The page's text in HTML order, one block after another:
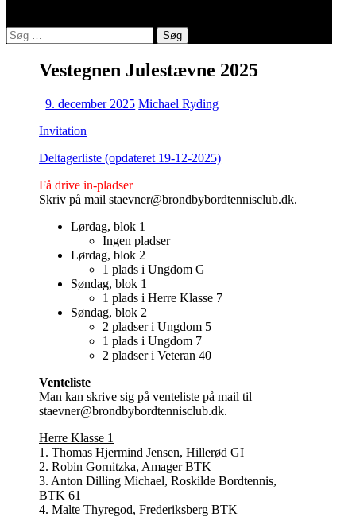
Søg
efter:
Vestegnen Julestævne 2025
9. december 2025 Michael Ryding
Invitation
Deltagerliste (opdateret 19-12-2025)
Få drive in-pladser
Skriv på mail staevner@brondbybordtennisclub.dk.
Lørdag, blok 1
Ingen pladser
Lørdag, blok 2
1 plads i Ungdom G
Søndag, blok 1
1 plads i Herre Klasse 7
Søndag, blok 2
2 pladser i Ungdom 5
1 plads i Ungdom 7
2 pladser i Veteran 40
Venteliste
Man kan skrive sig på venteliste på mail til
staevner@brondbybordtennisclub.dk.
Herre Klasse 1
1. Thomas Hjermind Jensen, Hillerød GI
2. Robin Gornitzka, Amager BTK
3. Anton Dilling Michael, Roskilde Bordtennis,
BTK 61
4. Malte Thyregod, Frederiksberg BTK